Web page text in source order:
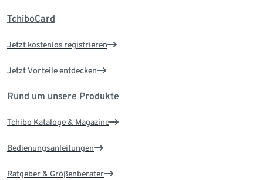
TchiboCard
Jetzt kostenlos registrieren
Jetzt Vorteile entdecken
Rund um unsere Produkte
Tchibo Kataloge & Magazine
Bedienungsanleitungen
Ratgeber & Größenberater